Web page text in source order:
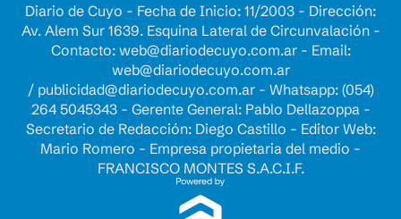
Diario de Cuyo - Fecha de Inicio: 11/2003 - Dirección:
Av. Alem Sur 1639. Esquina Lateral de Circunvalación -
Contacto: web@diariodecuyo.com.ar- Email:
web@diariodecuyo.com.ar
/ publicidad@diariodecuyo.com.ar- Whatsapp: (054)
264 5045343 - Gerente General: Pablo Dellazoppa -
Secretario de Redacción: Diego Castillo - Editor Web:
Mario Romero - Empresa propietaria del medio -
FRANCISCO MONTES S.A.C.I.F.